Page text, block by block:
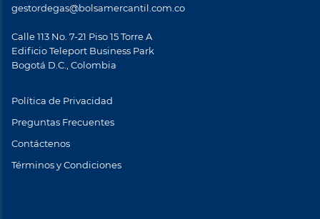
gestordegas@bolsamercantil.com.co
Calle 113 No. 7-21 Piso 15 Torre A
Ediﬁcio Teleport Business Park
Bogotá D.C., Colombia
Política de Privacidad
Preguntas Frecuentes
Contáctenos
Términos y Condiciones